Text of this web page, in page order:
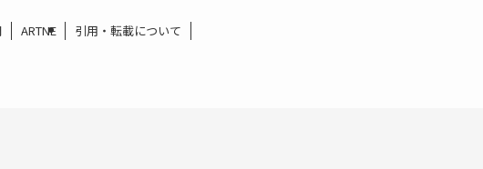
ARTNE
引用・転載について